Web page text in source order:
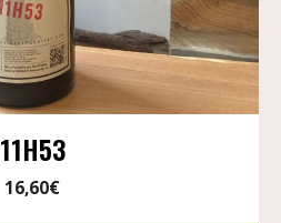
11H53
16,60€